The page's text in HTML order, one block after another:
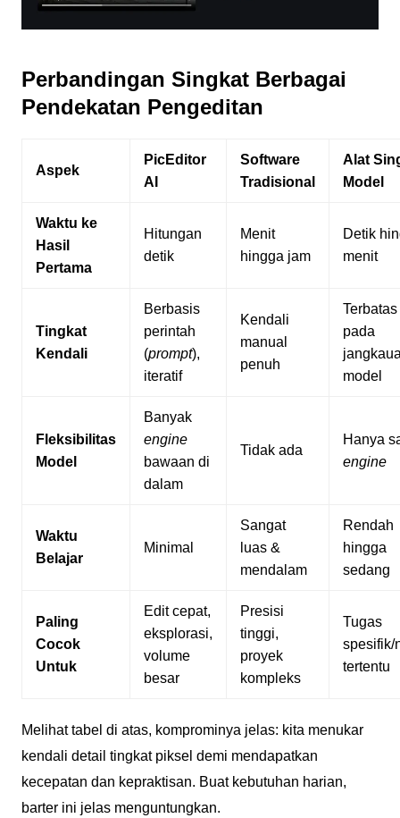
Perbandingan Singkat Berbagai
Pendekatan Pengeditan
Aspek
PicEditor
AI
Software
Tradisional
Alat
Model
Waktu ke
Hasil
Pertama
Hitungan
detik
Menit
hingga jam
Detik
menit
Tingkat
Kendali
Berbasis
perintah
(prompt),
iteratif
Kendali
manual
penuh
Terbatas
pada
model
Fleksibilitas
Model
Banyak
engine
bawaan di
dalam
Tidak ada
Hanya
engine
Waktu
Belajar
Minimal
Sangat
luas &
mendalam
Rendah
hingga
sedang
Paling
Cocok
Untuk
Edit cepat,
eksplorasi,
volume
besar
Presisi
tinggi,
proyek
kompleks
Tugas
spesifik/
tertentu
Melihat tabel di atas, komprominya jelas: kita menukar
kendali detail tingkat piksel demi mendapatkan
kecepatan dan kepraktisan. Buat kebutuhan harian,
barter ini jelas menguntungkan.